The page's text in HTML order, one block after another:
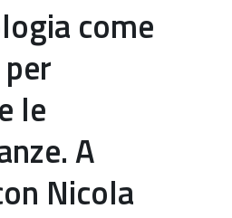
come
le
A
Nicola